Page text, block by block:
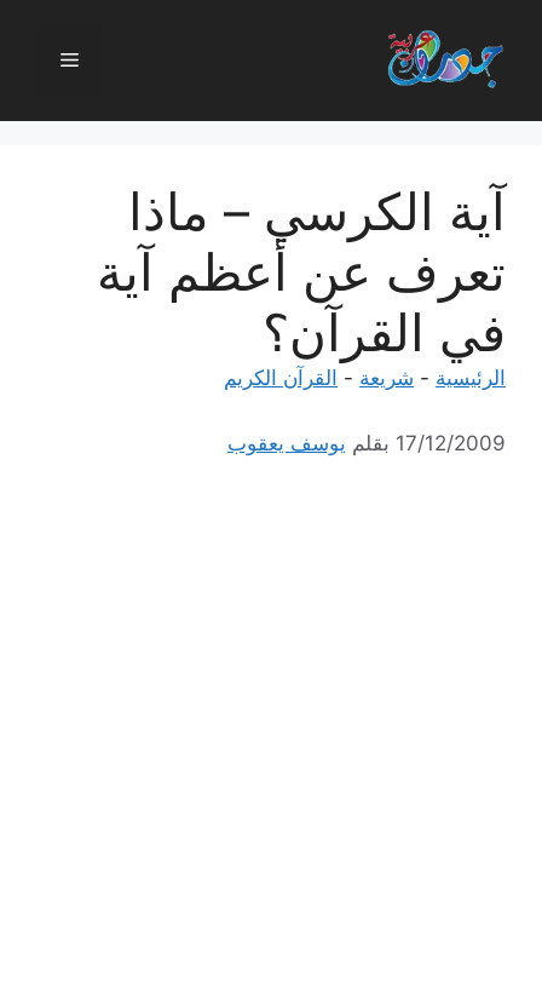
المحتوى
القائمة
آية الكرسي – ماذا
تعرف عن أعظم آية
في القرآن؟
الرئيسية - شريعة - القرآن الكريم
17/12/2009 بقلم يوسف يعقوب